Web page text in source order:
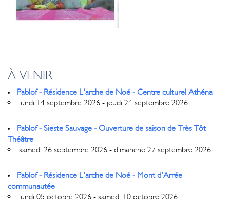
À VENIR
Pablof - Résidence L'arche de Noé - Centre culturel Athéna
lundi 14 septembre 2026 - jeudi 24 septembre 2026
Pablof - Sieste Sauvage - Ouverture de saison de Très Tôt
Théâtre
samedi 26 septembre 2026 - dimanche 27 septembre 2026
Pablof - Résidence L'arche de Noé - Mont d'Arrée
communautée
lundi 05 octobre 2026 - samedi 10 octobre 2026